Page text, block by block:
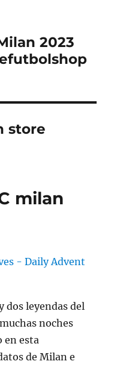
2023
store
milan
dos leyendas del
noches
en esta
de Milan e